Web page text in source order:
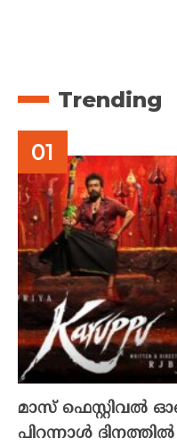
Trending
മാസ് ഫെസ്റ്റിവൽ
പിറന്നാൾ ദിനത്തിൽ